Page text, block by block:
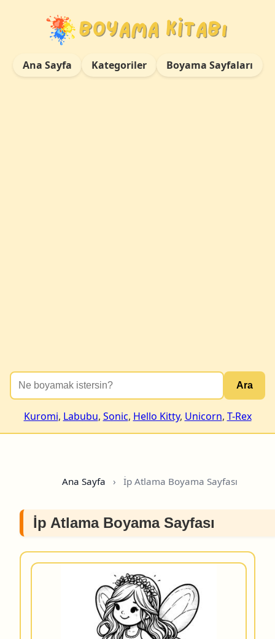
Ana Sayfa Kategoriler Boyama Sayfaları
Ara
Kuromi, Labubu, Sonic, Hello Kitty, Unicorn, T-Rex
Ana Sayfa › İp Atlama Boyama Sayfası
İp Atlama Boyama Sayfası